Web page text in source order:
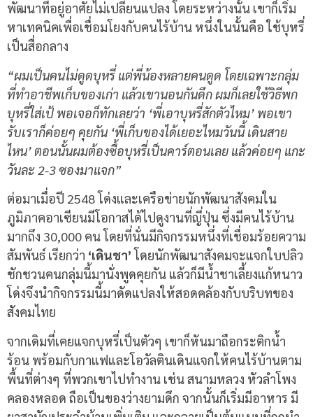
พัฒนาที่อยู่อาศัยไม่เปลี่ยนแปลง โดยระหว่างนั้น เขาก็เริ่ม
หาเทคนิคเพื่อเชื่อมโยงกับคนไร้บ้าน หนึ่งในนั้นคือ ใช้บุหรี่
เป็นสื่อกลาง
“ผมเป็นคนไม่ดูดบุหรี่ แต่พี่น้องหลายคนดูด โดยเฉพาะกลุ่ม
ที่ทำอาชีพเก็บของเก่า แล้วเขานอนกันดึก ผมก็เลยใช้วิธีพก
บุหรี่ใส่เป้ พอเจอก็ทักเลยว่า ‘พี่เอาบุหรี่สักตัวไหม’ พอเขา
รับเราก็ค่อยๆ คุยกัน ‘พี่เก็บของได้เยอะไหมวันนี้ เดินสาย
ไหน’ ตอนนั้นผมต้องซื้อบุหรี่เป็นคาร์ตอนเลย แล้วค่อยๆ แกะ
วันละ 2-3 ซองมาแจก”
ต่อมาเมื่อปี 2548 โด่งและเครือข่ายนักพัฒนาสังคมใน
ภูมิภาคอาเซียนมีโอกาสได้ไปดูงานที่ญี่ปุ่น ซึ่งมีคนไร้บ้าน
มากถึง 30,000 คน โดยที่นั่นมีกิจกรรมหนึ่งที่เชื่อมร้อยความ
สัมพันธ์ เรียกว่า ‘เดินชา’ โดยนักพัฒนาสังคมจะแจกใบปลิว
ชักชวนคนกลุ่มนี้มานั่งพูดคุยกัน แล้วก็มีน้ำชาเลี้ยงแก้หนาว
โด่งจึงนำกิจกรรมนี้มาดัดแปลงให้สอดคล้องกับบริบทของ
สังคมไทย
จากเดิมที่เคยแจกบุหรี่เป็นตัวๆ เขาก็หันมาถือกระติกน้ำ
ร้อน พร้อมกับกาแฟและโอวัลตินเดินแจกให้คนไร้บ้านตาม
พื้นที่ต่างๆ ที่พวกเขาไปทำงาน เช่น สนามหลวง หัวลำโพง
คลองหลอด ถือเป็นของว่างยามดึก จากนั้นก็เริ่มมีอาหาร มี